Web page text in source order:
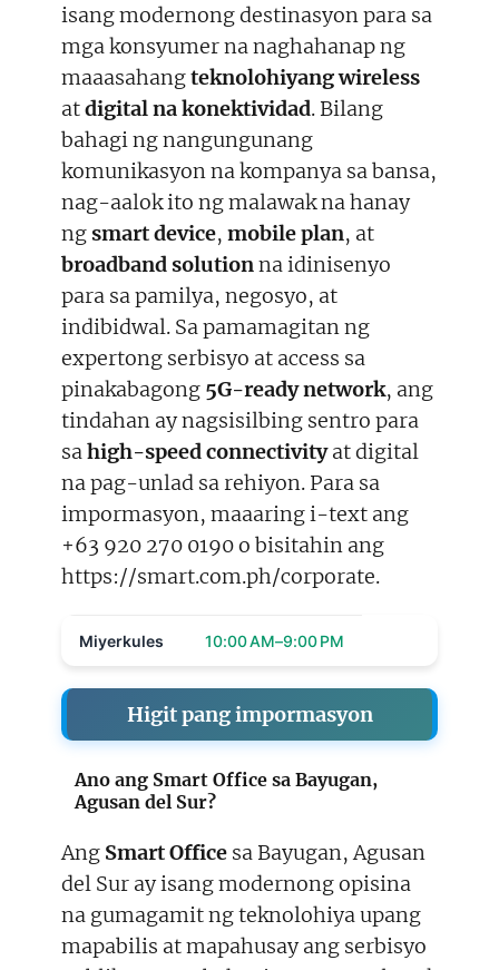
isang modernong destinasyon para sa
mga konsyumer na naghahanap ng
maaasahangteknolohiyang wireless
atdigital na konektividad. Bilang
bahagi ng nangungunang
komunikasyon na kompanya sa bansa,
nag-aalok ito ng malawak na hanay
ng smart device, mobile plan, at
broadband solutionna idinisenyo
para sa pamilya, negosyo, at
indibidwal. Sa pamamagitan ng
expertong serbisyo at access sa
pinakabagong 5G-ready network, ang
tindahan ay nagsisilbing sentro para
sahigh-speed connectivityat digital
na pag-unlad sa rehiyon. Para sa
impormasyon, maaaring i-text ang
+63 920 270 0190 o bisitahin ang
https://smart.com.ph/corporate.
Miyerkules 10:00 AM–9:00 PM
Higit pang impormasyon
Ano ang Smart Office sa Bayugan,
Agusan del Sur?
Ang Smart Office sa Bayugan, Agusan
del Sur ay isang modernong opisina
na gumagamit ng teknolohiya upang
mapabilis at mapahusay ang serbisyo